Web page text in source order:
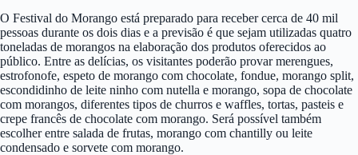
O Festival do Morango está preparado para receber cerca de 40 mil
pessoas durante os dois dias e a previsão é que sejam utilizadas quatro
toneladas de morangos na elaboração dos produtos oferecidos ao
público. Entre as delícias, os visitantes poderão provar merengues,
estrofonofe, espeto de morango com chocolate, fondue, morango split,
escondidinho de leite ninho com nutella e morango, sopa de chocolate
com morangos, diferentes tipos de churros e waffles, tortas, pasteis e
crepe francês de chocolate com morango. Será possível também
escolher entre salada de frutas, morango com chantilly ou leite
condensado e sorvete com morango.